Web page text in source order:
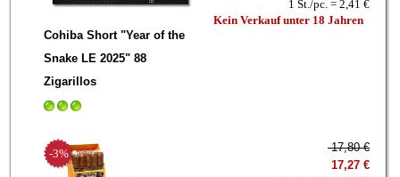
Cohiba Short "Year of the
Snake LE 2025" 88
Zigarillos
1 St./pc. = 2,41 €
Kein Verkauf unter 18 Jahren
-3%
17,80 €
17,27 €